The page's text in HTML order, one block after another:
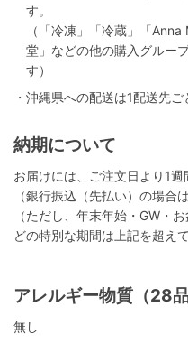
す。
（「冷凍」「冷蔵」「
堂」などの他の購入グルー
す）
・沖縄県への配送は1配送先
納期について
お届けには、ご注文日より1週
（銀行振込（先払い）の場合
（ただし、年末年始・GW・
どの特別な期間は上記を超え
アレルギー物質（28品
無し